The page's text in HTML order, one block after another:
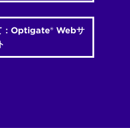
：Optigate® Webサ